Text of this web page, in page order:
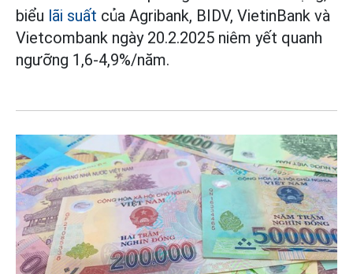
biểu lãi suất của Agribank, BIDV, VietinBank và
Vietcombank ngày 20.2.2025 niêm yết quanh
ngưỡng 1,6-4,9%/năm.